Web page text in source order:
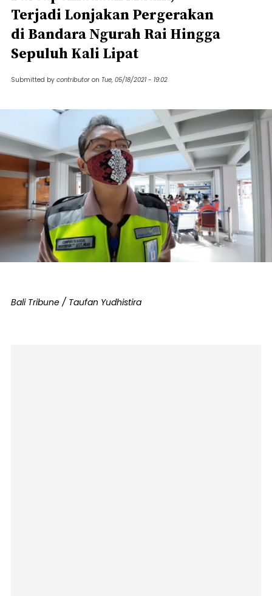
Terjadi Lonjakan Pergerakan
di Bandara Ngurah Rai Hingga
Sepuluh Kali Lipat
Submitted by contributor on Tue, 05/18/2021 - 19:02
Bali Tribune / Taufan Yudhistira